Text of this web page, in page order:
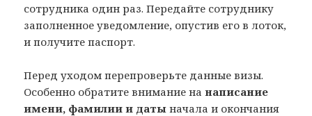
сотрудника один раз. Передайте сотруднику
заполненное уведомление, опустив его в лоток,
и получите паспорт.
Перед уходом перепроверьте данные визы.
Особенно обратите внимание нанаписание
имени, фамилии и даты начала и окончания